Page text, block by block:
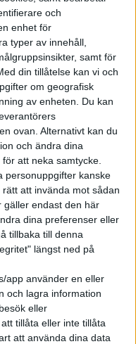
och
enhet för
typer av innehåll,
samt för
din tillåtelse kan vi och
om geografisk
av enheten. Du kan
ovan. Alternativt kan du
och ändra dina
att neka samtycke.
personuppgifter kanske
att invända mot sådan
gäller endast den här
dina preferenser eller
tillbaka till denna
längst ned på
app använder en eller
och lagra information
eller
tillåta eller inte tillåta
att använda dina data
från 10 till 80 procent
men för att
laddstationen när den
funktionen Plug and
vid stationer
det handlar om nämns